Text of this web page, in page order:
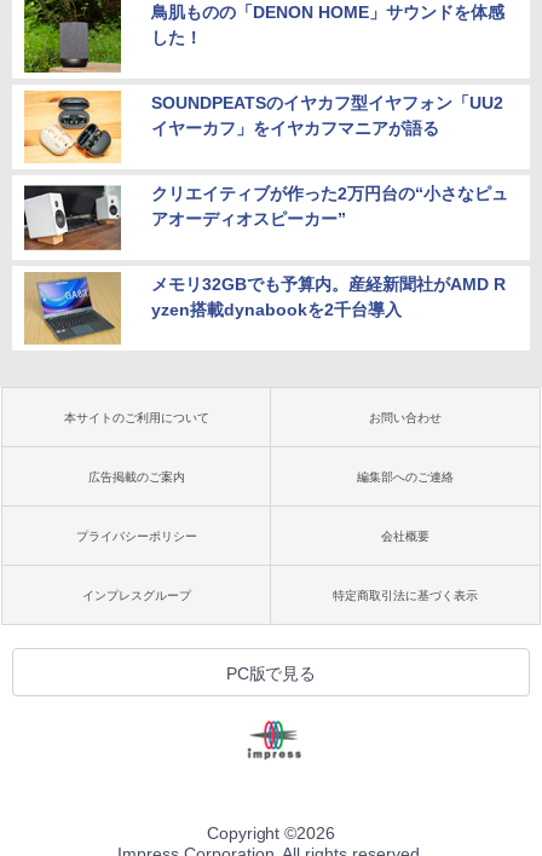
鳥肌ものの「DENON HOME」サウンドを体感
した！
SOUNDPEATSのイヤカフ型イヤフォン「UU2
イヤーカフ」をイヤカフマニアが語る
クリエイティブが作った2万円台の“小さなピュ
アオーディオスピーカー”
メモリ32GBでも予算内。産経新聞社がAMD R
yzen搭載dynabookを2千台導入
本サイトのご利用について お問い合わせ
広告掲載のご案内 編集部へのご連絡
プライバシーポリシー 会社概要
インプレスグループ 特定商取引法に基づく表示
PC版で見る
Copyright ©2026